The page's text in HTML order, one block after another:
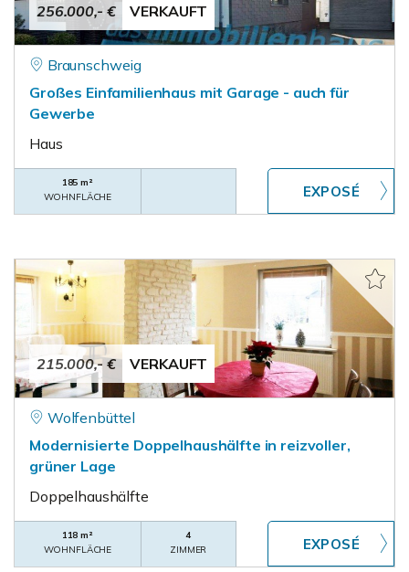
256.000,- € VERKAUFT
Braunschweig
Großes Einfamilienhaus mit Garage - auch für
Gewerbe
Haus
185 m²
WOHNFLÄCHE
215.000,- € VERKAUFT
Wolfenbüttel
Modernisierte Doppelhaushälfte in reizvoller,
grüner Lage
Doppelhaushälfte
118 m²
WOHNFLÄCHE
4
ZIMMER